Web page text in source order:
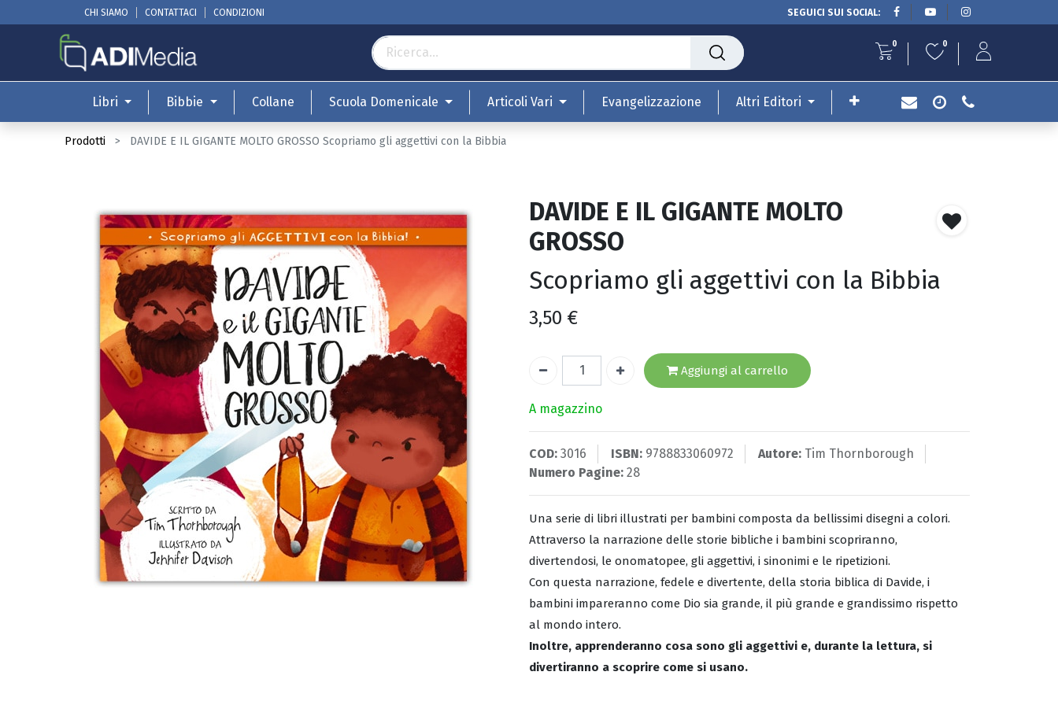
CHI SIAMO CONTATTACI CONDIZIONI SEGUICI SUI SOCIAL:
0 0
Libri Bibbie Collane Scuola Domenicale Articoli Vari Evangelizzazione Altri Editori
Prodotti DAVIDE E IL GIGANTE MOLTO GROSSO Scopriamo gli aggettivi con la Bibbia
DAVIDE E IL GIGANTE MOLTO
GROSSO
Scopriamo gli aggettivi con la Bibbia
3,50 €
Aggiungi al carrello
A magazzino
COD: 3016 ISBN: 9788833060972 Autore: Tim Thornborough
Numero Pagine: 28
Una serie di libri illustrati per bambini composta da bellissimi disegni a colori.
Attraverso la narrazione delle storie bibliche i bambini scopriranno,
divertendosi, le onomatopee, gli aggettivi, i sinonimi e le ripetizioni.
Con questa narrazione, fedele e divertente, della storia biblica di Davide, i
bambini impareranno come Dio sia grande, il più grande e grandissimo rispetto
al mondo intero.
Inoltre, apprenderanno cosa sono gli aggettivi e, durante la lettura, si
divertiranno a scoprire come si usano.